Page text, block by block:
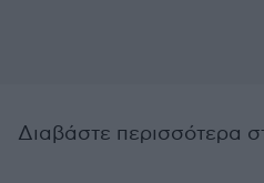
Διαβάστε περισσότερα